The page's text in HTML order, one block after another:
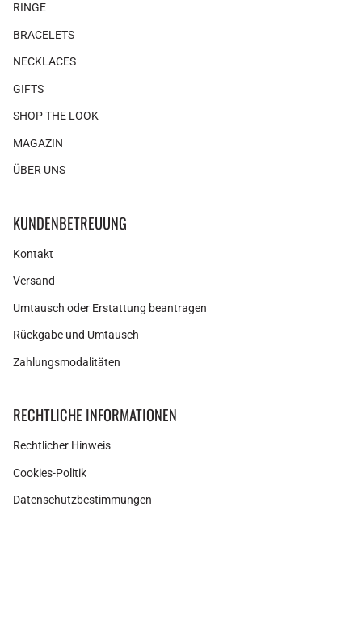
RINGE
BRACELETS
NECKLACES
GIFTS
SHOP THE LOOK
MAGAZIN
ÜBER UNS
KUNDENBETREUUNG
Kontakt
Versand
Umtausch oder Erstattung beantragen
Rückgabe und Umtausch
Zahlungsmodalitäten
RECHTLICHE INFORMATIONEN
Rechtlicher Hinweis
Cookies-Politik
Datenschutzbestimmungen